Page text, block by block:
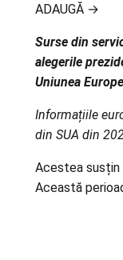
ADAUGĂ →
Surse din
alegerile
Uniunea
Informațiile
din SUA din
Acestea susțin
Această